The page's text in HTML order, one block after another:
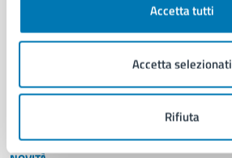
Accetta tutti
Accetta selezionati
Rifiuta
Imprese e commercio
Salute, benessere e assistenza
Servizi Cimiteriali
Vita lavorativa